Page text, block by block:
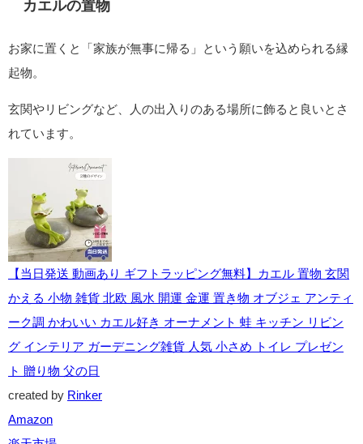
普段使いのお財布だけでなく、金運祈願の縁起物財布としても
【クーポン利用20%OFF】 がま口 財布 レディース がまぐち財
布 中にもがま口財布 がま口 小銭入れ 本革 牛革 レザー 大容量
カード入れ お札入れ レディース サイフ DomTeporna ブランド
かわいい おしゃれ 送料無料 ギフト 対応 S
created byRinker
Amazon
楽天市場
カエルの置物
起物。